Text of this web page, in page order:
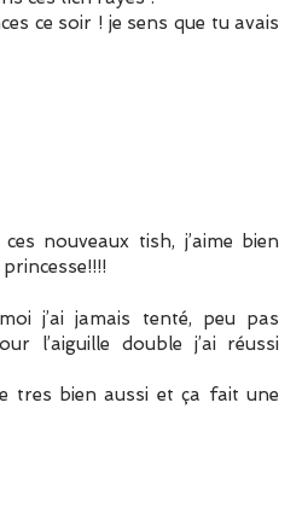
ce soir ! je sens que tu avais
nouveaux tish, j’aime bien
j’ai jamais tenté, peu pas
l’aiguille double j’ai réussi
tres bien aussi et ça fait une